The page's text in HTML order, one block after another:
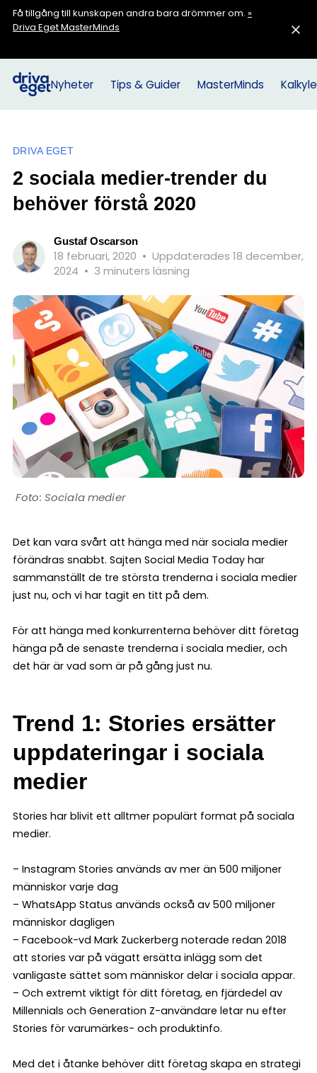
Få tillgång till kunskapen andra bara drömmer om. »
Driva Eget MasterMinds
Nyheter Tips & Guider MasterMinds
DRIVA EGET
2 sociala medier-trender du
behöver förstå 2020
Gustaf Oscarson
18 februari, 2020 • Uppdaterades 18 december,
2024 • 3 minuters läsning
Sociala medier
Det kan vara svårt att hänga med när sociala medier
förändras snabbt. Sajten Social Media Today har
sammanställt de tre största trenderna i sociala medier
just nu, och vi har tagit en titt på dem.
För att hänga med konkurrenterna behöver ditt företag
hänga på de senaste trenderna i sociala medier, och
det här är vad som är på gång just nu.
Trend 1: Stories ersätter
uppdateringar i sociala
medier
Stories har blivit ett alltmer populärt format på sociala
medier.
– Instagram Stories används av mer än 500 miljoner
människor varje dag
– WhatsApp Status används också av 500 miljoner
människor dagligen
– Facebook-vd Mark Zuckerberg noterade redan 2018
att stories var på vägatt ersätta inlägg som det
vanligaste sättet som människor delar i sociala appar.
– Och extremt viktigt för ditt företag, en fjärdedel av
Millennials och Generation Z-användare letar nu efter
Stories för varumärkes- och produktinfo.
Med det i åtanke behöver ditt företag skapa en strategi